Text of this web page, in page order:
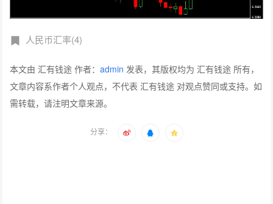
人民币汇率(4)
本文由 汇有钱途 作者：admin 发表，其版权均为 汇有钱途 所有，
文章内容系作者个人观点，不代表 汇有钱途 对观点赞同或支持。如
需转载，请注明文章来源。
分享：